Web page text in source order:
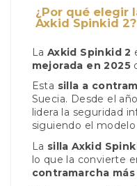
¿Por qué elegir
Axkid Spinkid 2?
La Axkid Spinkid 2
mejorada en 2025
Esta silla a
Suecia. Desde el
lidera la seguridad
siguiendo el
La silla Axkid
lo que la convierte
contramarcha